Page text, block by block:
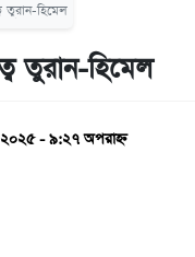
তুরান-হিমেল
তুরান-হিমেল
- ৯:২৭ অপরাহ্ন